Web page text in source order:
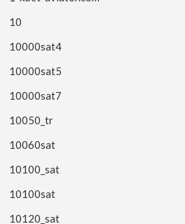
10
10000sat4
10000sat5
10000sat7
10050_tr
10060sat
10100_sat
10100sat
10120_sat